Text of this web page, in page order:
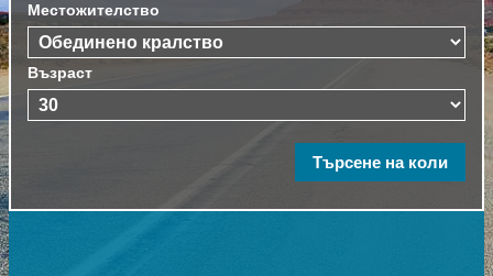
Местожителство
Възраст